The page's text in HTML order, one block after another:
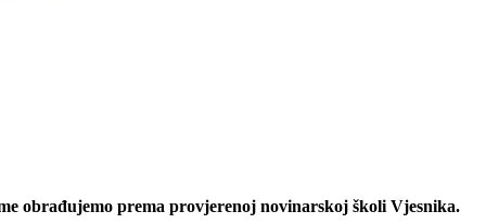
obrađujemo prema provjerenoj novinarskoj školi Vjesnika.